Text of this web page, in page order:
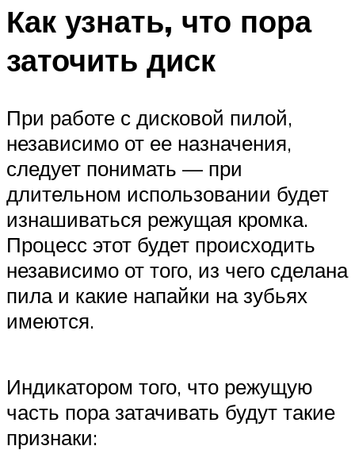
Как узнать, что пора
заточить диск
При работе с дисковой пилой,
независимо от ее назначения,
следует понимать — при
длительном использовании будет
изнашиваться режущая кромка.
Процесс этот будет происходить
независимо от того, из чего сделана
пила и какие напайки на зубьях
имеются.
Индикатором того, что режущую
часть пора затачивать будут такие
признаки: